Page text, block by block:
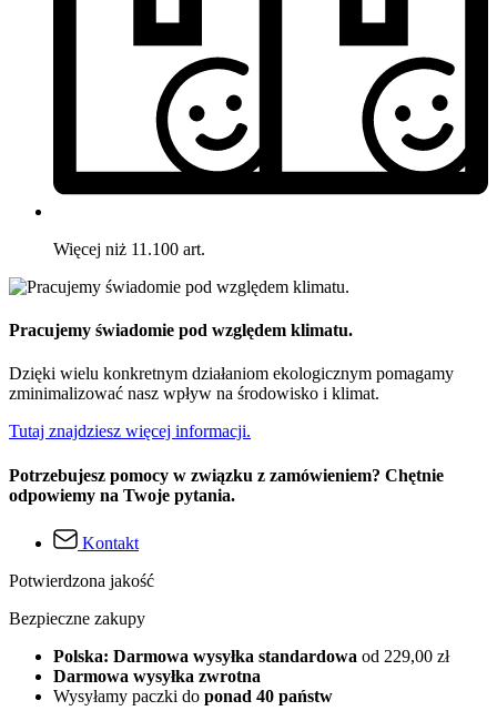
Więcej niż 11.100 art.
Pracujemy świadomie pod względem klimatu.
Dzięki wielu konkretnym działaniom ekologicznym pomagamy
zminimalizować nasz wpływ na środowisko i klimat.
Tutaj znajdziesz więcej informacji.
Potrzebujesz pomocy w związku z zamówieniem? Chętnie
odpowiemy na Twoje pytania.
Kontakt
Potwierdzona jakość
Bezpieczne zakupy
Polska: Darmowa wysyłka standardowa od 229,00 zł
Darmowa wysyłka zwrotna
Wysyłamy paczki do ponad 40 państw